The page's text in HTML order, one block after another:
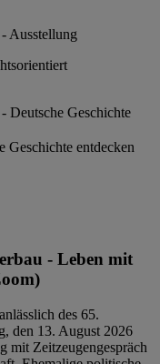
Geschichte entdecken
- Leben mit
des 65.
den 13. August 2026
mit Zeitzeugengespräch